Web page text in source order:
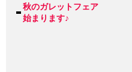
秋のガレットフェア
始まります♪